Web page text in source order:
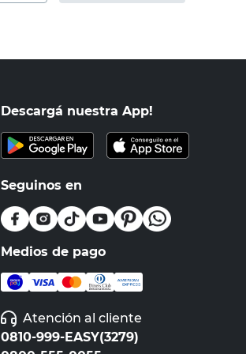
Descargá nuestra App!
Seguinos en
Medios de pago
Atención al cliente
0810-999-EASY(3279)